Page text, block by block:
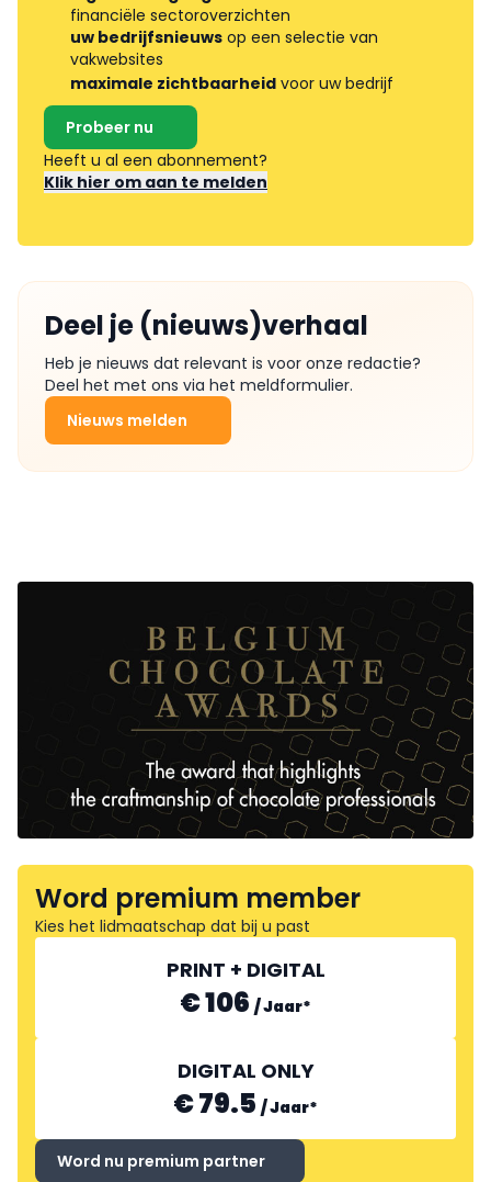
financiële sectoroverzichten
uw bedrijfsnieuws op een selectie van
vakwebsites
maximale zichtbaarheid voor uw bedrijf
Probeer nu
Heeft u al een abonnement?
Klik hier om aan te melden
Deel je (nieuws)verhaal
Heb je nieuws dat relevant is voor onze redactie?
Deel het met ons via het meldformulier.
Nieuws melden
Word premium member
Kies het lidmaatschap dat bij u past
PRINT + DIGITAL
€ 106 /Jaar*
DIGITAL ONLY
€ 79.5 /Jaar*
Word nu premium partner